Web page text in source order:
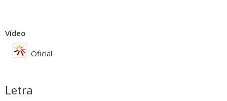
Vídeo
Oficial
Letra